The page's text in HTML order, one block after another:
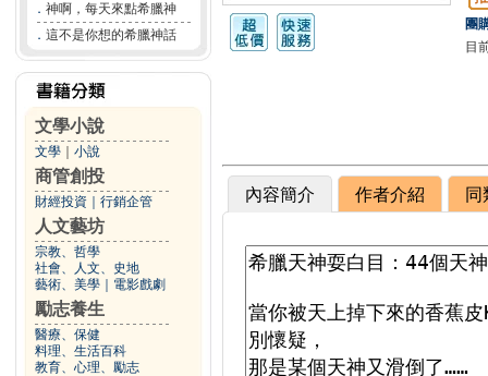
． 神啊，每天來點希臘神
． 這不是你想的希臘神話
文學小說
文學 小說
商管創投
財經投資 行銷企管
人文藝坊
宗教、哲學
社會、人文、史地
藝術、美學
電影戲劇
勵志養生
醫療、保健
料理、生活百科
教育、心理、勵志
團
目
內容簡介 作者介紹 同